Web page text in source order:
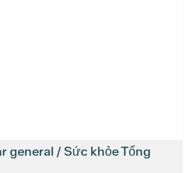
general / Sức khỏe Tổng